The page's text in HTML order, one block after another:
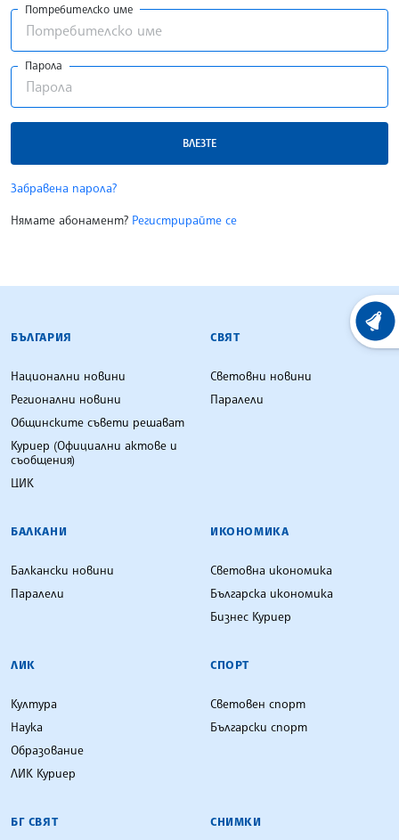
Потребителско име
Парола
ВЛЕЗТЕ
Забравена парола?
Нямате абонамент? Регистрирайте се
БЪЛГАРСКА ТЕЛЕГРАФНА АГЕНЦИЯ
БЪЛГАРИЯ
Национални новини
Регионални новини
Общинските съвети решават
Куриер (Официални актове и
съобщения)
ЦИК
СВЯТ
Световни новини
Паралели
БАЛКАНИ
Балкански новини
Паралели
ИКОНОМИКА
Световна икономика
Българска икономика
Бизнес Куриер
ЛИК
Култура
Наука
Образование
ЛИК Куриер
СПОРТ
Световен спорт
Български спорт
БГ СВЯТ СНИМКИ